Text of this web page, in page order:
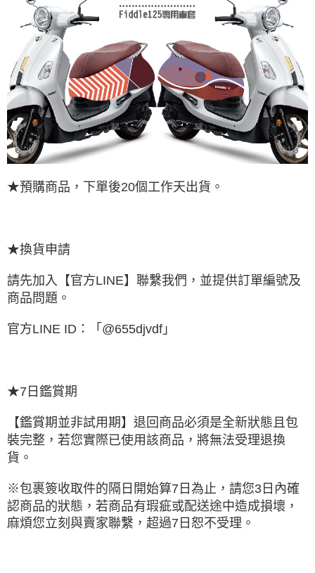
購買商品的店家。未經商家同意取消之訂單仍視為有效，需透過AFTEE先享
後付繳納相關費用。
※ 交易是否成功請以「AFTEE先享後付 」之結帳頁面顯示為準，若有關於
是否繳費成功／繳費後需取消欲退款等相關疑問，請聯繫「AFTEE先享後付
客戶支援中心」 https://netprotections.freshdesk.com/support/home
【注意事項】
１．透過由恩沛科技股份有限公司提供之「AFTEE先享後付」服務完成之交
易，需依本服務之必要範圍內提供個人資料，並將交易相關給付款項請求債
權轉讓予恩沛科技股份有限公司。
２．關於個人資料處理事宜，請瀏覽以下網址：
https://aftee.tw/terms/#terms3
３．未成年的使用者請事先徵得法定代理人或監護人之同意方可使用
任。
恩沛科技股份有限公司將有權停止該用戶之使用額度並採取法律行動。
每筆NT$110
免運費
★預購商品，下單後20個工作天出貨。
★換貨申請
請先加入【官方LINE】聯繫我們，並提供訂單編號及
商品問題。
官方LINE ID：「@655djvdf」
★7日鑑賞期
【鑑賞期並非試用期】退回商品必須是全新狀態且包
裝完整，若您實際已使用該商品，將無法受理退換
貨。
※包裹簽收取件的隔日開始算7日為止，請您3日內確
認商品的狀態，若商品有瑕疵或配送途中造成損壞，
麻煩您立刻與賣家聯繫，超過7日恕不受理。